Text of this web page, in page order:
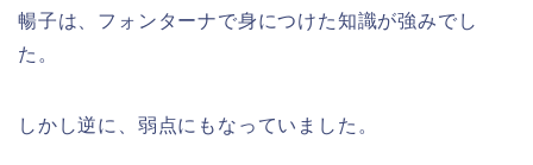
暢子は、フォンターナで身につけた知識が強みでし
た。
しかし逆に、弱点にもなっていました。